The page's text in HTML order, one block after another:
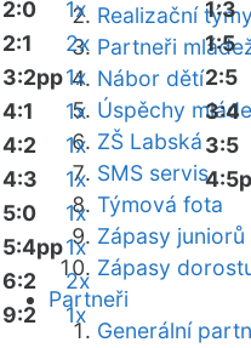
Realizační týmy
Partneři
Nábor dětí
Úspěchy
ZŠ Labská
SMS servis
Týmová fota
Zápasy juniorů
Zápasy
Partneři
Generální
2:0
1x
2:1
2x
3:2pp1x
4:1
1x
4:2
1x
4:3
1x
5:0
1x
5:4pp1x
6:2
2x
9:2
1x
1:3
1:5
2:5
3:4
3:5